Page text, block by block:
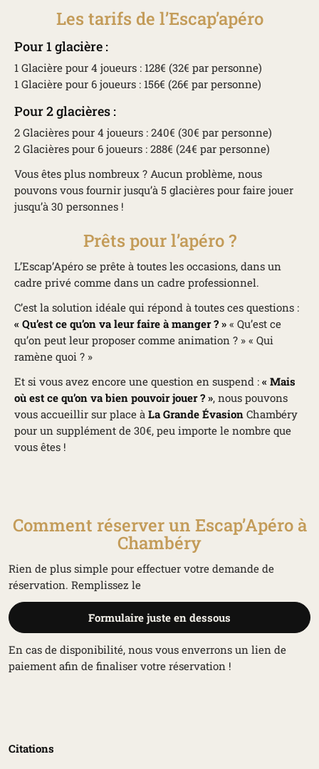
Les tarifs de l’Escap’apéro
Pour 1 glacière :
1 Glacière pour 4 joueurs : 128€ (32€ par personne)
1 Glacière pour 6 joueurs : 156€ (26€ par personne)
Pour 2 glacières :
2 Glacières pour 4 joueurs : 240€ (30€ par personne)
2 Glacières pour 6 joueurs : 288€ (24€ par personne)
Vous êtes plus nombreux ? Aucun problème, nous
pouvons vous fournir jusqu’à 5 glacières pour faire jouer
jusqu’à 30 personnes !
Prêts pour l’apéro ?
L’Escap’Apéro se prête à toutes les occasions, dans un
cadre privé comme dans un cadre professionnel.
C’est la solution idéale qui répond à toutes ces questions :
« Qu’est ce qu’on va leur faire à manger ? » « Qu’est ce
qu’on peut leur proposer comme animation ? » « Qui
ramène quoi ? »
Et si vous avez encore une question en suspend : « Mais
où est ce qu’on va bien pouvoir jouer ? », nous pouvons
vous accueillir sur place à La Grande Évasion Chambéry
pour un supplément de 30€, peu importe le nombre que
vous êtes !
Comment réserver un Escap’Apéro à
Chambéry
Rien de plus simple pour effectuer votre demande de
réservation. Remplissez le
Formulaire juste en dessous
En cas de disponibilité, nous vous enverrons un lien de
paiement afin de finaliser votre réservation !
Citations